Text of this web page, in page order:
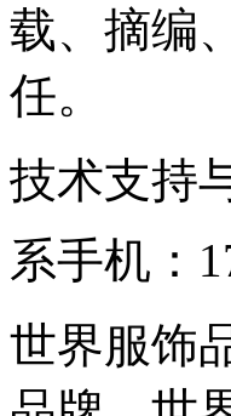
载、摘编
任。
技术支持
系手机：
世界服饰